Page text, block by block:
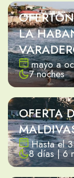
LA
mayo a
7 noches
OFERTA
Hasta el
8 días | 6